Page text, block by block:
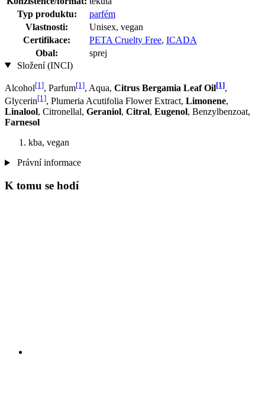
Typ produktu:
parfém
Vlastnosti:
Unisex, vegan
Certifikace:
PETA Cruelty Free, ICADA
Obal:
sprej
Složení (INCI)
Alcohol[1], Parfum[1], Aqua, Citrus Bergamia Leaf Oil[1],
Glycerin[1], Plumeria Acutifolia Flower Extract, Limonene,
Linalool, Citronellal, Geraniol, Citral, Eugenol, Benzylbenzoat,
Farnesol
kba, vegan
Právní informace
K tomu se hodí